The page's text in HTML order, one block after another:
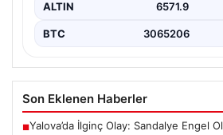
ALTIN 6571.9
BTC 3065206
Son Eklenen Haberler
■Yalova’da İlginç Olay: Sandalye Engel